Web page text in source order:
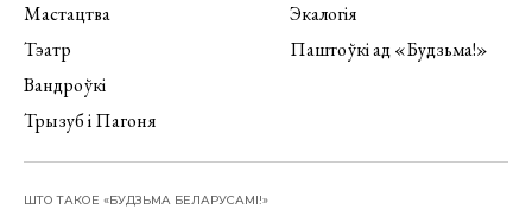
Мастацтва
Тэатр
Вандроўкі
Трызуб і Пагоня
Экалогія
Паштоўкі ад «Будзьма!»
ШТО ТАКОЕ «БУДЗЬМА БЕЛАРУСАМІ!»